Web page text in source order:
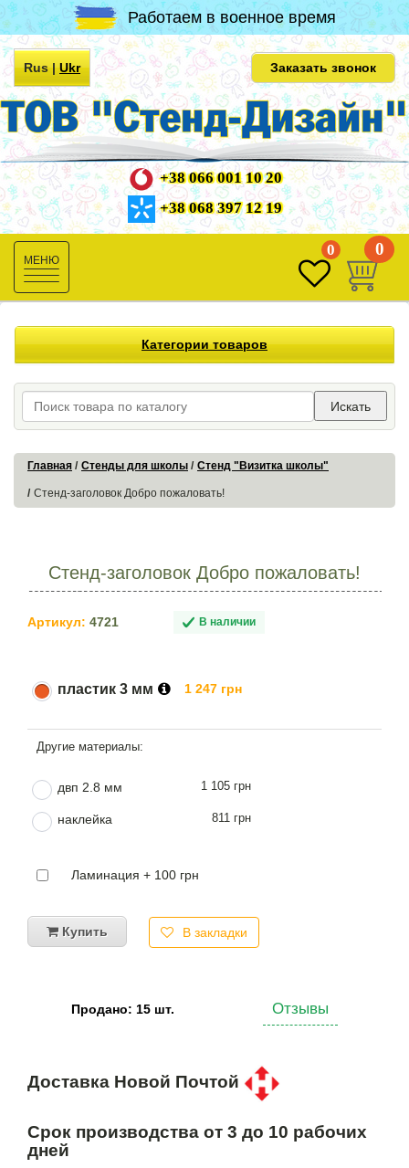
Работаем в военное время
Rus|Ukr Заказать звонок
+38 066 001 10 20
+38 068 397 12 19
Toggle
navigation
0 0
Категории товаров
Искать
Главная Стенды для школы Стенд "Визитка школы"
Стенд-заголовок Добро пожаловать!
Стенд-заголовок Добро пожаловать!
Артикул: 4721 В наличии
пластик 3 мм 1 247 грн
двп 2.8 мм 1 105 грн
наклейка 811 грн
Ламинация + 100 грн
Купить В закладки
Продано: 15 шт. Отзывы
Доставка Новой Почтой
Срок производства от 3 до 10 рабочих
дней